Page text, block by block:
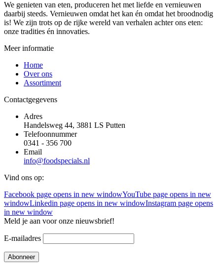
We genieten van eten, produceren het met liefde en vernieuwen
daarbij steeds. Vernieuwen omdat het kan én omdat het broodnodig
is! We zijn trots op de rijke wereld van verhalen achter ons eten:
onze tradities én innovaties.
Meer informatie
Home
Over ons
Assortiment
Contactgegevens
Adres
Handelsweg 44, 3881 LS Putten
Telefoonnummer
0341 - 356 700
Email
info@foodspecials.nl
Vind ons op:
Facebook page opens in new windowYouTube page opens in new
windowLinkedin page opens in new windowInstagram page opens
in new window
Meld je aan voor onze nieuwsbrief!
E-mailadres